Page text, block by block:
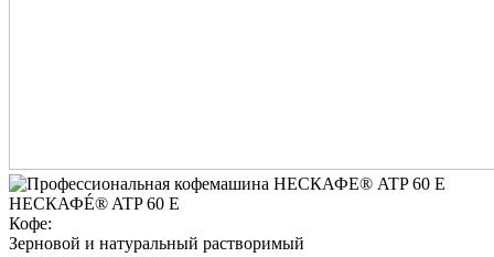
НЕСКАФÉ® ATP 60 E
Кофе:
Зерновой и натуральный растворимый